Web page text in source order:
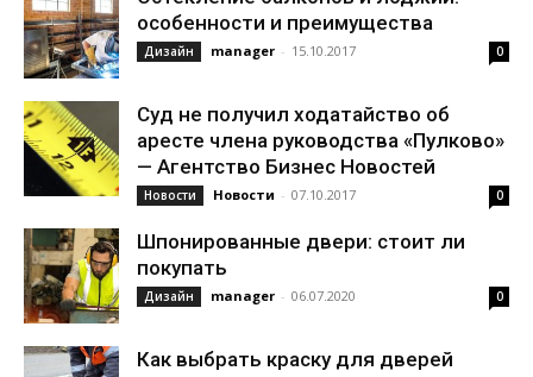
особенности и преимущества
Дизайн manager - 15.10.2017 0
Суд не получил ходатайство об
аресте члена руководства «Пулково»
— Агентство Бизнес Новостей
Новости Новости - 07.10.2017 0
Шпонированные двери: стоит ли
покупать
Дизайн manager - 06.07.2020 0
Как выбрать краску для дверей